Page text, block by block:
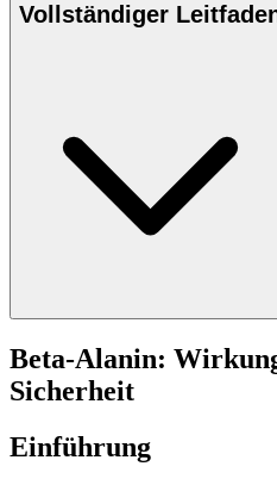
Vollständiger
Beta-Alanin:
Sicherheit
Einführung